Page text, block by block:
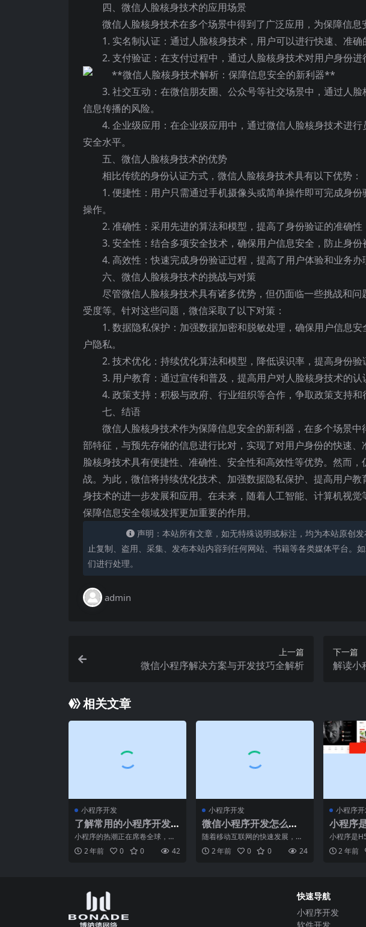
四、微信人脸核身技术的应用场景
微信人脸核身技术在多个场景中得到了广泛应用，为保障信息
1. 实名制认证：通过人脸核身技术，用户可以进行快速、准确
2. 支付验证：在支付过程中，通过人脸核身技术对用户身份进
3. 社交互动：在微信朋友圈、公众号等社交场景中，通过人
信息传播的风险。
4. 企业级应用：在企业级应用中，通过微信人脸核身技术进
安全水平。
五、微信人脸核身技术的优势
相比传统的身份认证方式，微信人脸核身技术具有以下优势：
1. 便捷性：用户只需通过手机摄像头或简单操作即可完成身
操作。
2. 准确性：采用先进的算法和模型，提高了身份验证的准确性
3. 安全性：结合多项安全技术，确保用户信息安全，防止身份
4. 高效性：快速完成身份验证过程，提高了用户体验和业务办
六、微信人脸核身技术的挑战与对策
尽管微信人脸核身技术具有诸多优势，但仍面临一些挑战和
受度等。针对这些问题，微信采取了以下对策：
1. 数据隐私保护：加强数据加密和脱敏处理，确保用户信息
户隐私。
2. 技术优化：持续优化算法和模型，降低误识率，提高身份验
3. 用户教育：通过宣传和普及，提高用户对人脸核身技术的认
4. 政策支持：积极与政府、行业组织等合作，争取政策支持和
七、结语
微信人脸核身技术作为保障信息安全的新利器，在多个场景
部特征，与预先存储的信息进行比对，实现了对用户身份的快速
脸核身技术具有便捷性、准确性、安全性和高效性等优势。然而
战。为此，微信将持续优化技术、加强数据隐私保护、提高用户
身技术的进一步发展和应用。在未来，随着人工智能、计算机视
保障信息安全领域发挥更加重要的作用。
声明：本站所有文章，如无特殊说明或标注，均为本站原创
止复制、盗用、采集、发布本站内容到任何网站、书籍等各类媒体平台。
们进行处理。
admin
上一篇
微信小程序解决方案与开发技巧全解析
下一篇
解读小
相关文章
小程序开发
了解常用的小程序开发
步骤
小程序的热潮正在席卷全球，成
为许多企业与用户之间沟通的新
桥梁。随着小程序的快速发
2 年前 0 0 42
小程序开发
微信小程序开发怎么
做？有那几家公司比较
靠谱？
随着移动互联网的快速发展，小
程序作为一种轻量级的应用形
式，越来越受到用户和企业的
2 年前 0 0 24
小程序
小程序
小程序是
代随着移
小程序作为
2 年前
快速导航
小程序开发